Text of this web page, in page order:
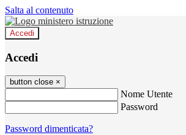
Salta al contenuto
Accedi
Accedi
button close ×
Nome Utente
Password
Password dimenticata?